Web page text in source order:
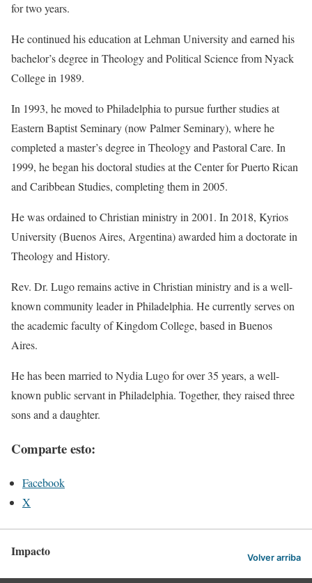
for two years.
He continued his education at Lehman University and earned his
bachelor’s degree in Theology and Political Science from Nyack
College in 1989.
In 1993, he moved to Philadelphia to pursue further studies at
Eastern Baptist Seminary (now Palmer Seminary), where he
completed a master’s degree in Theology and Pastoral Care. In
1999, he began his doctoral studies at the Center for Puerto Rican
and Caribbean Studies, completing them in 2005.
He was ordained to Christian ministry in 2001. In 2018, Kyrios
University (Buenos Aires, Argentina) awarded him a doctorate in
Theology and History.
Rev. Dr. Lugo remains active in Christian ministry and is a well-
known community leader in Philadelphia. He currently serves on
the academic faculty of Kingdom College, based in Buenos
Aires.
He has been married to Nydia Lugo for over 35 years, a well-
known public servant in Philadelphia. Together, they raised three
sons and a daughter.
Comparte esto:
Facebook
X
Impacto Volver arriba